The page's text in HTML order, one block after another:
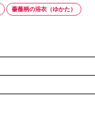
薔薇柄の浴衣（ゆかた）